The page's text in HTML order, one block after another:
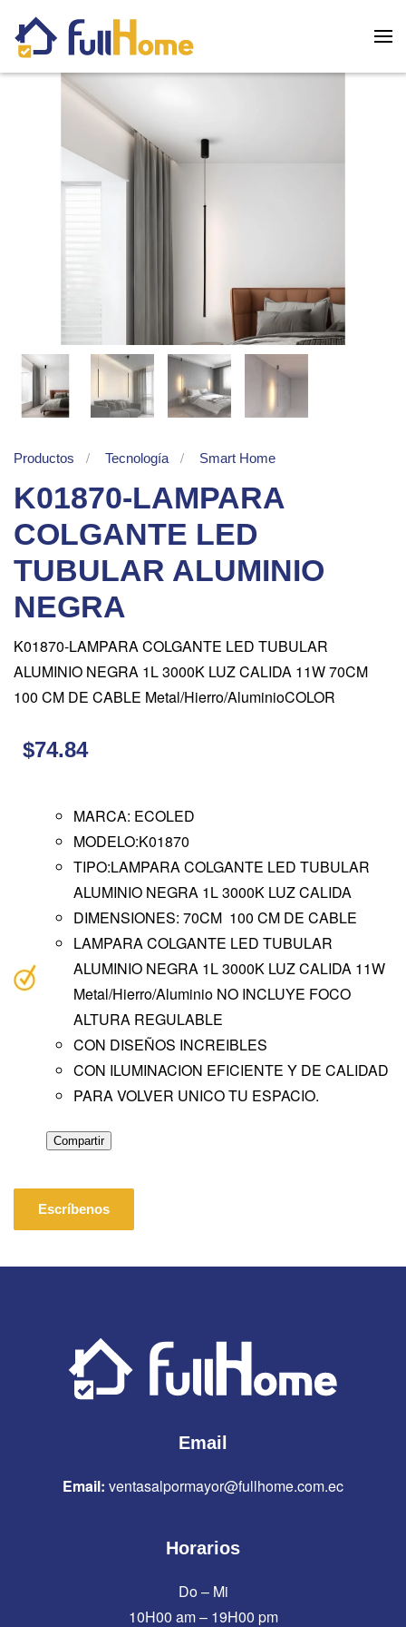
Skip to main content
Productos Tecnología Smart Home
K01870-LAMPARA
COLGANTE LED
TUBULAR ALUMINIO
NEGRA
K01870-LAMPARA COLGANTE LED TUBULAR
ALUMINIO NEGRA 1L 3000K LUZ CALIDA 11W 70CM
100 CM DE CABLE Metal/Hierro/AluminioCOLOR
$74.84
MARCA: ECOLED
MODELO:K01870
TIPO:LAMPARA COLGANTE LED TUBULAR
ALUMINIO NEGRA 1L 3000K LUZ CALIDA
DIMENSIONES: 70CM 100 CM DE CABLE
LAMPARA COLGANTE LED TUBULAR
ALUMINIO NEGRA 1L 3000K LUZ CALIDA 11W
Metal/Hierro/Aluminio NO INCLUYE FOCO
ALTURA REGULABLE
CON DISEÑOS INCREIBLES
CON ILUMINACION EFICIENTE Y DE CALIDAD
PARA VOLVER UNICO TU ESPACIO.
Compartir
Escríbenos
Email
Email: ventasalpormayor@fullhome.com.ec
Horarios
Do – Mi
10H00 am – 19H00 pm